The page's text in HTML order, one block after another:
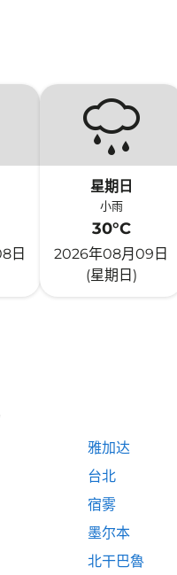
日
星期日
小雨
30°C
2026年08月09日
(星期日)
雅加达
台北
宿雾
墨尔本
北干巴魯